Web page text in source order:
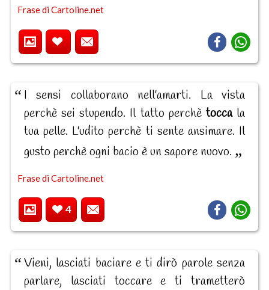
Frase di Cartoline.net
I sensi collaborano nell'amarti. La vista
perchè sei stupendo. Il tatto perchètoccala
tua pelle. L'udito perchè ti sente ansimare. Il
gusto perchè ogni bacio è un sapore nuovo.
Frase di Cartoline.net
4
Vieni, lasciati baciare e ti dirò parole senza
parlare, lasciati toccare e ti trametterò